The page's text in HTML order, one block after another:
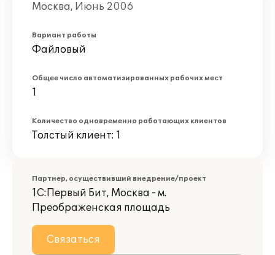
Москва, Июнь 2006
Вариант работы
Файловый
Общее число автоматизированных рабочих мест
1
Количество одновременно работающих клиентов
Толстый клиент: 1
Партнер, осуществивший внедрение/проект
1С:Первый Бит, Москва - м.
Преображенская площадь
Связаться